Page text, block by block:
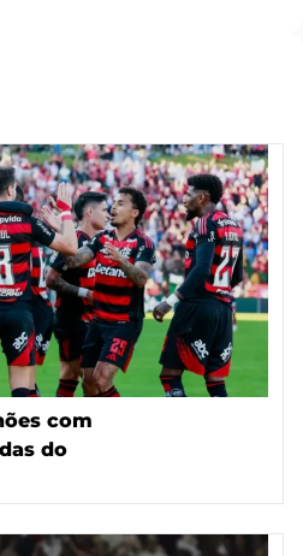
com
do